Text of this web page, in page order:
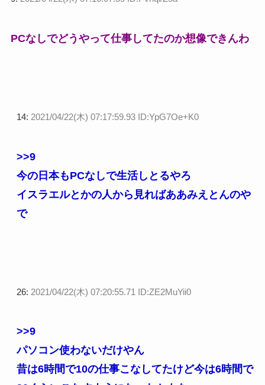
PCなしでどうやって仕事してたのか想像できんわ
14: 2021/04/22(木) 07:17:59.93 ID:YpG7Oe+K0
>>9
今の日本もPCなしで生活しとるやろ
イスラエルとかの人から見ればああみえとんのや
で
26: 2021/04/22(木) 07:20:55.71 ID:ZE2MuYii0
>>9
パソコン使わないだけやん
昔は6時間で10の仕事こなしてたけど今は6時間で